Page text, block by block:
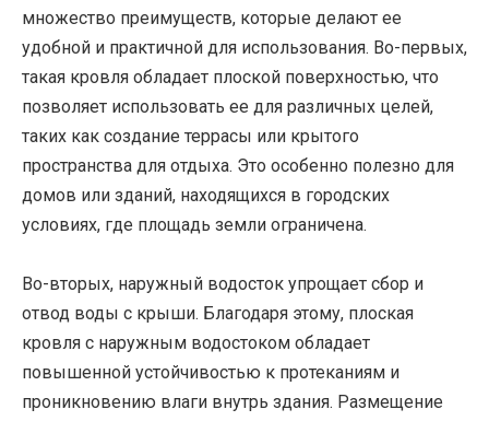
множество преимуществ, которые делают ее
удобной и практичной для использования. Во-первых,
такая кровля обладает плоской поверхностью, что
позволяет использовать ее для различных целей,
таких как создание террасы или крытого
пространства для отдыха. Это особенно полезно для
домов или зданий, находящихся в городских
условиях, где площадь земли ограничена.
Во-вторых, наружный водосток упрощает сбор и
отвод воды с крыши. Благодаря этому, плоская
кровля с наружным водостоком обладает
повышенной устойчивостью к протеканиям и
проникновению влаги внутрь здания. Размещение